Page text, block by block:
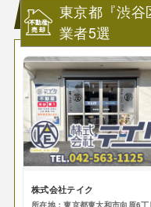
東京都『渋谷
業者5選
株式会社テイク
所在地：東京都東大和市向原6丁